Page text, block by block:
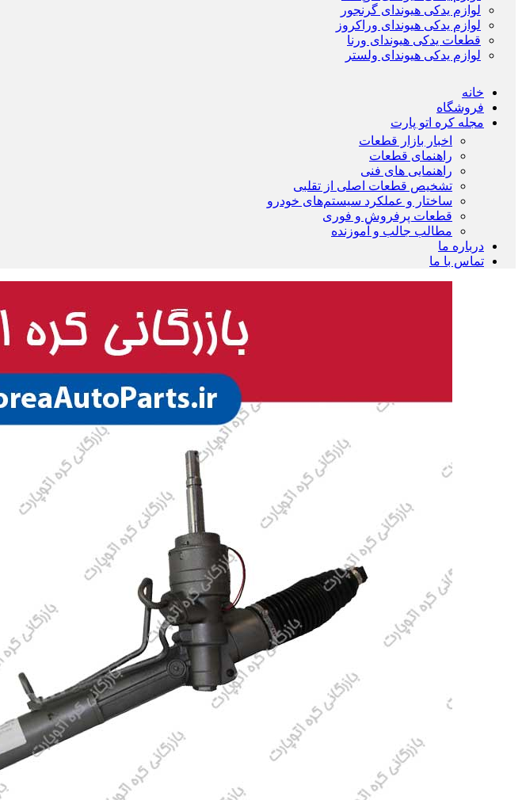
لوازم یدکی هیوندای گرنجور
لوازم یدکی هیوندای وراکروز
قطعات یدکی هیوندای ورنا
لوازم یدکی هیوندای ولستر
خانه
فروشگاه
مجله کره اتو پارت
اخبار بازار قطعات
راهنمای قطعات
راهنمایی های فنی
تشخیص قطعات اصلی از تقلبی
ساختار و عملکرد سیستم‌های خودرو
قطعات پرفروش و فوری
مطالب جالب و آموزنده
درباره ما
تماس با ما